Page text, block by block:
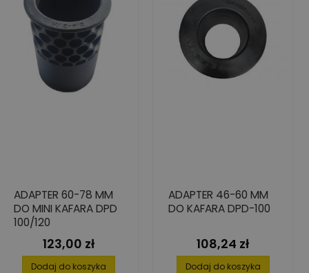
ADAPTER 60-78 MM
DO MINI KAFARA DPD
100/120
Cena
123,00 zł
Dodaj do koszyka
ADAPTER 46-60 MM
DO KAFARA DPD-100
Cena
108,24 zł
Dodaj do koszyka